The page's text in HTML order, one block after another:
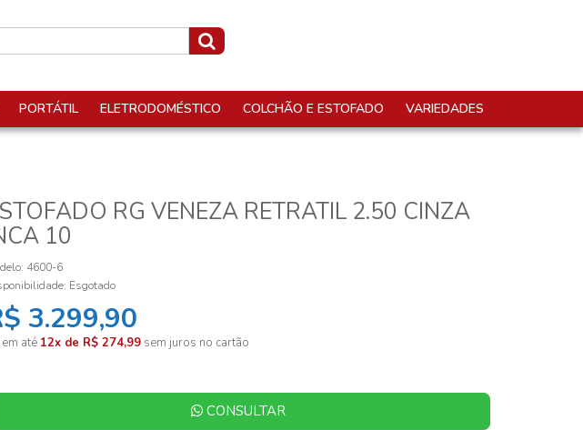
PORTÁTIL ELETRODOMÉSTICO COLCHÃO E ESTOFADO VARIEDADES
RG VENEZA RETRATIL 2.50 CINZA
10
4600-6
Esgotado
3.299,90
até 12x de R$ 274,99 sem juros no cartão
CONSULTAR